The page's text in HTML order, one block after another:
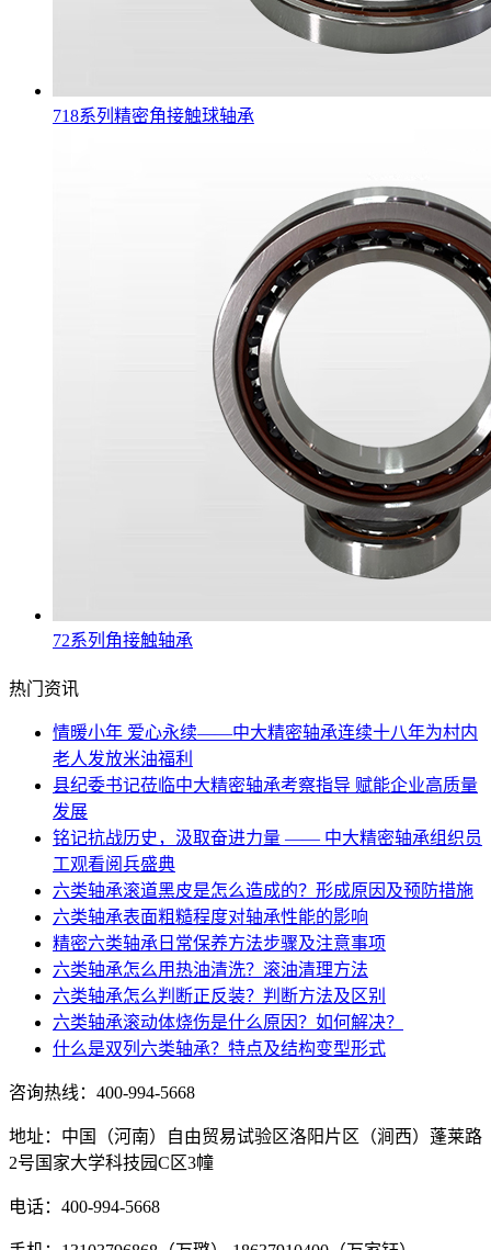
718系列精密角接触球轴承
72系列角接触轴承
热门资讯
情暖小年 爱心永续——中大精密轴承连续十八年为村内
老人发放米油福利
县纪委书记莅临中大精密轴承考察指导 赋能企业高质量
发展
铭记抗战历史，汲取奋进力量 —— 中大精密轴承组织员
工观看阅兵盛典
六类轴承滚道黑皮是怎么造成的？形成原因及预防措施
六类轴承表面粗糙程度对轴承性能的影响
精密六类轴承日常保养方法步骤及注意事项
六类轴承怎么用热油清洗？滚油清理方法
六类轴承怎么判断正反装？判断方法及区别
六类轴承滚动体烧伤是什么原因？如何解决？
什么是双列六类轴承？特点及结构变型形式
咨询热线： 400-994-5668
地址：中国（河南）自由贸易试验区洛阳片区（涧西）蓬莱路
2号国家大学科技园C区3幢
电话：400-994-5668